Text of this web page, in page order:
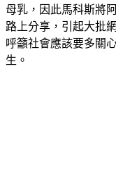
路上分享，引起大批
呼籲社會應該要多關
生。